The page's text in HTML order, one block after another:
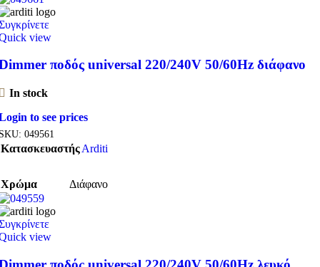
view
ποδός universal 220/240V 50/60Hz διάφανο
In stock
to see prices
049561
ΚατασκευαστήςArditi
Χρώμα Διάφανο
view